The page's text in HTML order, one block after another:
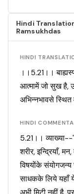
Hindi
Ramsukhdas
HINDI
।।5.21।।
आत्मामें जो सुख है,
अभिन्नभावसे
HINDI
5.21।। व्याख्या--
शरीर, इन्द्रियाँ,
विषयोंके
साधकके लिये यहाँ